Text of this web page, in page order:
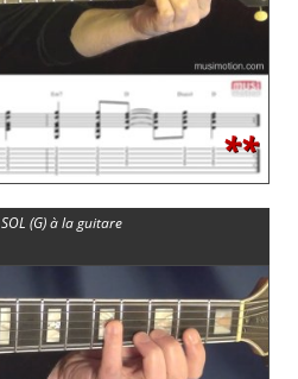
**
(G) à la guitare